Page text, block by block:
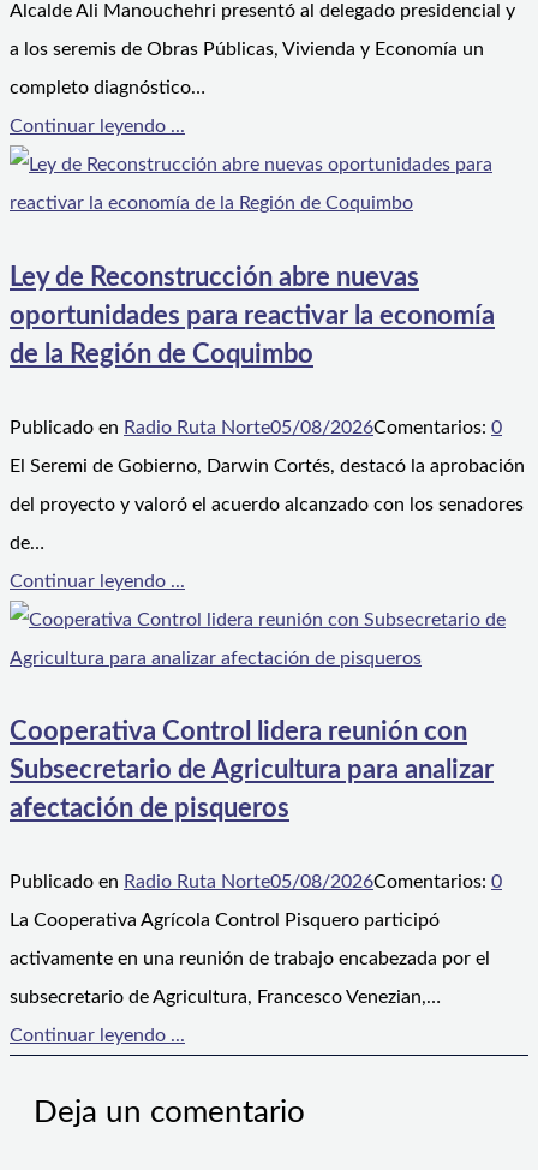
Alcalde Ali Manouchehri presentó al delegado presidencial y
a los seremis de Obras Públicas, Vivienda y Economía un
completo diagnóstico…
Continuar leyendo ...
Ley de Reconstrucción abre nuevas
oportunidades para reactivar la economía
de la Región de Coquimbo
Publicado en Radio Ruta Norte05/08/2026Comentarios: 0
El Seremi de Gobierno, Darwin Cortés, destacó la aprobación
del proyecto y valoró el acuerdo alcanzado con los senadores
de…
Continuar leyendo ...
Cooperativa Control lidera reunión con
Subsecretario de Agricultura para analizar
afectación de pisqueros
Publicado en Radio Ruta Norte05/08/2026Comentarios: 0
La Cooperativa Agrícola Control Pisquero participó
activamente en una reunión de trabajo encabezada por el
subsecretario de Agricultura, Francesco Venezian,…
Continuar leyendo ...
Deja un comentario